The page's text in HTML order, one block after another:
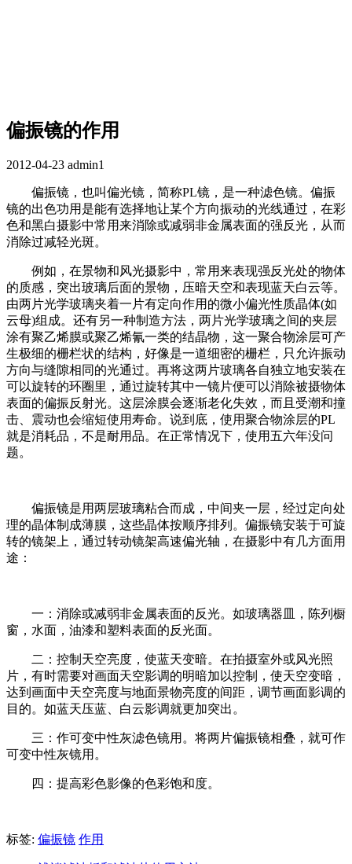
偏振镜的作用
2012-04-23 admin1
偏振镜，也叫偏光镜，简称PL镜，是一种滤色镜。偏振
镜的出色功用是能有选择地让某个方向振动的光线通过，在彩
色和黑白摄影中常用来消除或减弱非金属表面的强反光，从而
消除过减轻光斑。
例如，在景物和风光摄影中，常用来表现强反光处的物体
的质感，突出玻璃后面的景物，压暗天空和表现蓝天白云等。
由两片光学玻璃夹着一片有定向作用的微小偏光性质晶体(如
云母)组成。还有另一种制造方法，两片光学玻璃之间的夹层
涂有聚乙烯膜或聚乙烯氰一类的结晶物，这一聚合物涂层可产
生极细的栅栏状的结构，好像是一道细密的栅栏，只允许振动
方向与缝隙相同的光通过。再将这两片玻璃各自独立地安装在
可以旋转的环圈里，通过旋转其中一镜片便可以消除被摄物体
表面的偏振反射光。这层涂膜会逐渐老化失效，而且受潮和撞
击、震动也会缩短使用寿命。说到底，使用聚合物涂层的PL
就是消耗品，不是耐用品。在正常情况下，使用五六年没问
题。
偏振镜是用两层玻璃粘合而成，中间夹一层，经过定向处
理的晶体制成薄膜，这些晶体按顺序排列。偏振镜安装于可旋
转的镜架上，通过转动镜架高速偏光轴，在摄影中有几方面用
途：
一：消除或减弱非金属表面的反光。如玻璃器皿，陈列橱
窗，水面，油漆和塑料表面的反光面。
二：控制天空亮度，使蓝天变暗。在拍摄室外或风光照
片，有时需要对画面天空影调的明暗加以控制，使天空变暗，
达到画面中天空亮度与地面景物亮度的间距，调节画面影调的
目的。如蓝天压蓝、白云影调就更加突出。
三：作可变中性灰滤色镜用。将两片偏振镜相叠，就可作
可变中性灰镜用。
四：提高彩色影像的色彩饱和度。
标签: 偏振镜 作用